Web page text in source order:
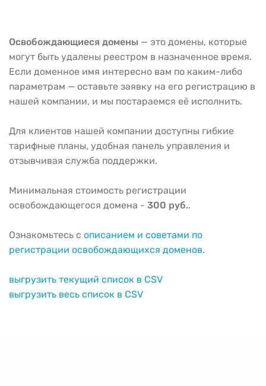
Освобождающиеся домены — это домены, которые
могут быть удалены реестром в назначенное время.
Если доменное имя интересно вам по каким-либо
параметрам — оставьте заявку на его регистрацию в
нашей компании, и мы постараемся её исполнить.
Для клиентов нашей компании доступны гибкие
тарифные планы, удобная панель управления и
отзывчивая служба поддержки.
Минимальная стоимость регистрации
освобождающегося домена - 300 руб..
Ознакомьтесь с описанием и советами по
регистрации освобождающихся доменов.
выгрузить текущий список в CSV
выгрузить весь список в CSV